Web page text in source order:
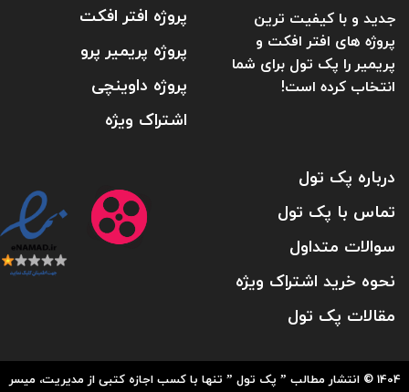
جدید و با کیفیت ترین
پروژه های افتر افکت و
پریمیر را پک تول برای شما
انتخاب کرده است!
پروژه افتر افکت
پروژه پریمیر پرو
پروژه داوینچی
اشتراک ویژه
درباره پک تول
تماس با پک تول
سوالات متداول
نحوه خرید اشتراک ویژه
مقالات پک تول
1404 © انتشار مطالب ” پک تول ” تنها با کسب اجازه کتبی از مدیریت، میسر